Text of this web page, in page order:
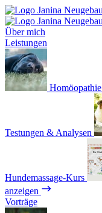
Über mich
Leistungen
Homöopathie
Testungen & Analysen
Hundemassage-Kurs
anzeigen
Vorträge